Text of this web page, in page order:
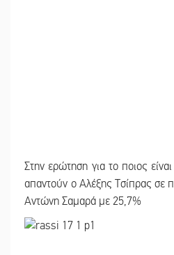
Στην ερώτηση για το ποιος είναι
απαντούν ο Αλέξης Τσίπρας σε
Αντώνη Σαμαρά με 25,7%